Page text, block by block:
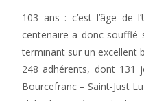
103 ans : c’est l’âge de
centenaire a donc soufflé
terminant sur un excellent
248 adhérents, dont 131
Bourcefranc – Saint-Just